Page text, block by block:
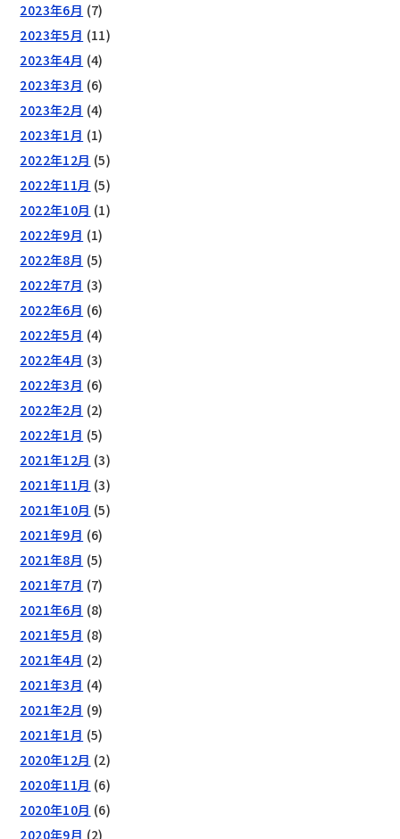
2023年6月 (7)
2023年5月 (11)
2023年4月 (4)
2023年3月 (6)
2023年2月 (4)
2023年1月 (1)
2022年12月 (5)
2022年11月 (5)
2022年10月 (1)
2022年9月 (1)
2022年8月 (5)
2022年7月 (3)
2022年6月 (6)
2022年5月 (4)
2022年4月 (3)
2022年3月 (6)
2022年2月 (2)
2022年1月 (5)
2021年12月 (3)
2021年11月 (3)
2021年10月 (5)
2021年9月 (6)
2021年8月 (5)
2021年7月 (7)
2021年6月 (8)
2021年5月 (8)
2021年4月 (2)
2021年3月 (4)
2021年2月 (9)
2021年1月 (5)
2020年12月 (2)
2020年11月 (6)
2020年10月 (6)
2020年9月 (2)